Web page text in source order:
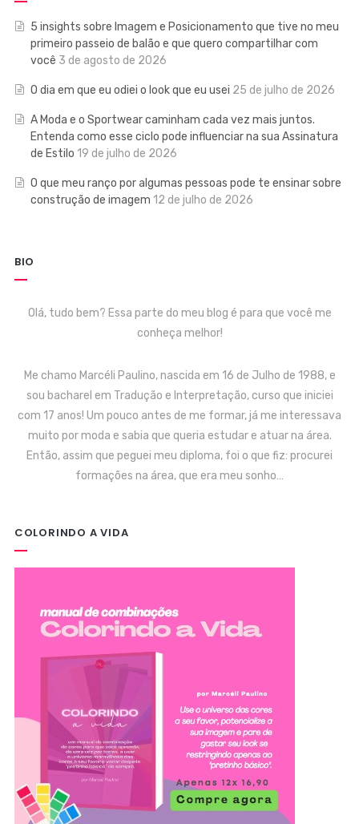
5 insights sobre Imagem e Posicionamento que tive no meu
primeiro passeio de balão e que quero compartilhar com
você 3 de agosto de 2026
O dia em que eu odiei o look que eu usei 25 de julho de 2026
A Moda e o Sportwear caminham cada vez mais juntos.
Entenda como esse ciclo pode influenciar na sua Assinatura
de Estilo 19 de julho de 2026
O que meu ranço por algumas pessoas pode te ensinar sobre
construção de imagem 12 de julho de 2026
BIO
Olá, tudo bem? Essa parte do meu blog é para que você me
conheça melhor!
Me chamo Marcéli Paulino, nascida em 16 de Julho de 1988, e
sou bacharel em Tradução e Interpretação, curso que iniciei
com 17 anos! Um pouco antes de me formar, já me interessava
muito por moda e sabia que queria estudar e atuar na área.
Então, assim que peguei meu diploma, foi o que fiz: procurei
formações na área, que era meu sonho…
COLORINDO A VIDA